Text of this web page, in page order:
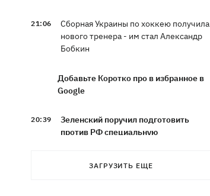
21:06
Сборная Украины по хоккею получила
нового тренера - им стал Александр
Бобкин
Добавьте Коротко про в избранное в
Google
20:39
Зеленский поручил подготовить
против РФ специальную
ЗАГРУЗИТЬ ЕЩЕ